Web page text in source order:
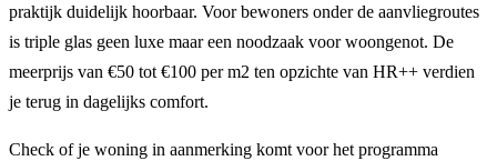
praktijk duidelijk hoorbaar. Voor bewoners onder de aanvliegroutes
is triple glas geen luxe maar een noodzaak voor woongenot. De
meerprijs van €50 tot €100 per m2 ten opzichte van HR++ verdien
je terug in dagelijks comfort.
Check of je woning in aanmerking komt voor het programma